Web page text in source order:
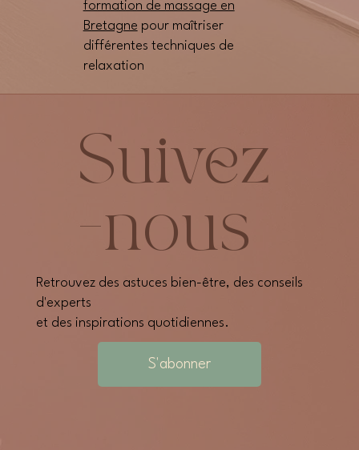
formation de massage en
Bretagne pour maîtriser
différentes techniques de
relaxation
Suivez
-nous
Retrouvez des astuces bien-être, des conseils
d'experts
et des inspirations quotidiennes.
S'abonner